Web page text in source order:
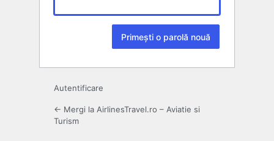
Autentificare
← Mergi la AirlinesTravel.ro – Aviatie si
Turism